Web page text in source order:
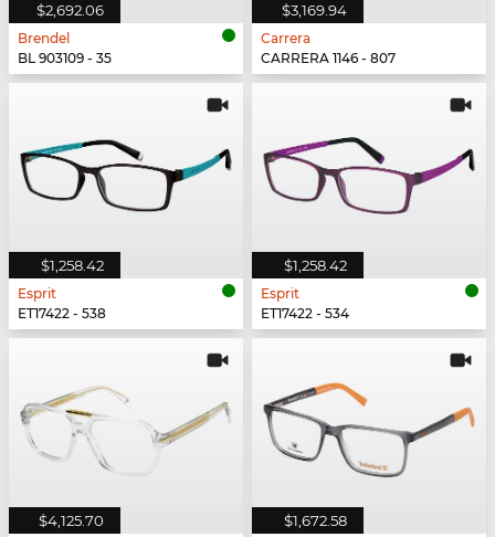
$2,692.06
Brendel
BL 903109 - 35
$3,169.94
Carrera
CARRERA 1146 - 807
$1,258.42
Esprit
ET17422 - 538
$1,258.42
Esprit
ET17422 - 534
$4,125.70 $1,672.58